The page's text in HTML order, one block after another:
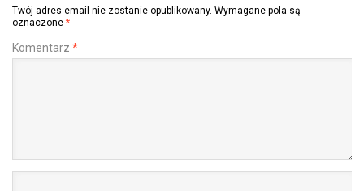
Twój adres email nie zostanie opublikowany. Wymagane pola są
oznaczone *
Komentarz *